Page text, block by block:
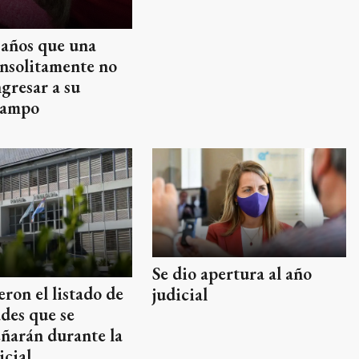
que una
no
a su
el listado de
que se
durante la
Se dio apertura al año
judicial